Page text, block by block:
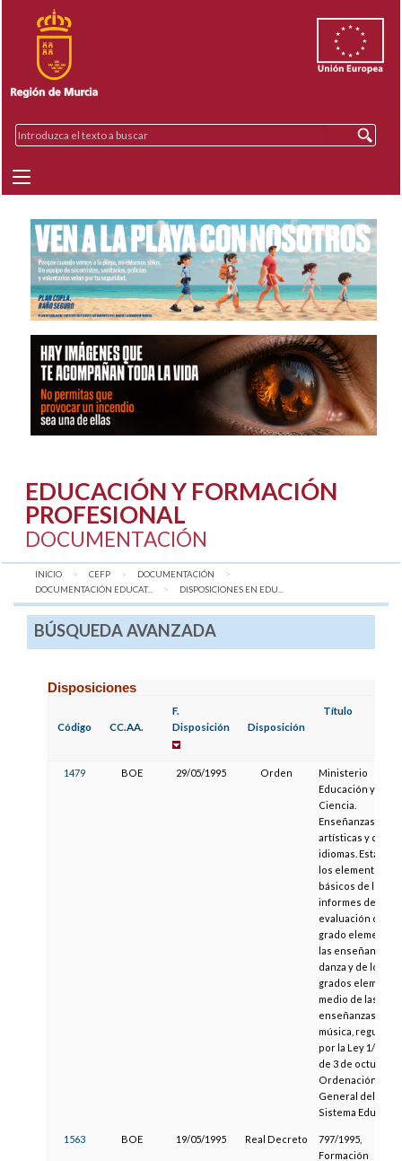
EDUCACIÓN Y FORMACIÓN
PROFESIONAL
DOCUMENTACIÓN
INICIO CEFP
DOCUMENTACIÓN
DOCUMENTACIÓN EDUCAT...
AQUÍ:
DISPOSICIONES EN EDU...
BÚSQUEDA AVANZADA
Disposiciones
Código CC.AA.
F.
Disposición
Disposición
Título
1479 BOE 29/05/1995 Orden
Ministerio
Educación y
Ciencia.
Enseñanzas
artísticas y de
idiomas.
los elementos
básicos de los
informes de
evaluación del
grado elemental
las enseñanzas
danza y de los
grados elemental
medio de las
enseñanzas de
música, reguladas
por la Ley 1/1990,
de 3 de octubre
Ordenación
General del
Sistema
1563 BOE 19/05/1995 Real Decreto
797/1995,
Formación